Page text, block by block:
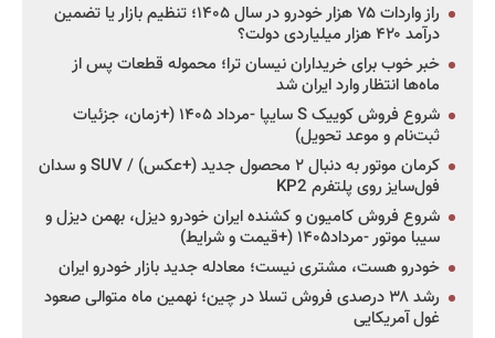
راز واردات ۷۵ هزار خودرو در سال ۱۴۰۵؛ تنظیم بازار یا تضمین
درآمد ۴۲۰ هزار میلیاردی دولت؟
خبر خوب برای خریداران نیسان ترا؛ محموله قطعات پس از
ماه‌ها انتظار وارد ایران شد
شروع فروش کوییک S سایپا -مرداد ۱۴۰۵ (+زمان، جزئیات
ثبت‌نام و موعد تحویل)
کرمان موتور به دنبال ۲ محصول جدید (+عکس) / SUV و سدان
فول‌سایز روی پلتفرم KP2
شروع فروش کامیون و کشنده ایران خودرو دیزل، بهمن دیزل و
سیبا موتور -مرداد۱۴۰۵ (+قیمت و شرایط)
خودرو هست، مشتری نیست؛ معادله جدید بازار خودرو ایران
رشد ۳۸ درصدی فروش تسلا در چین؛ نهمین ماه متوالی صعود
غول آمریکایی